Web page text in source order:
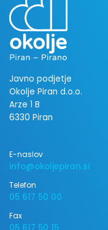
Javno podjetje
Okolje Piran d.o.o.
Arze 1 B
6330 Piran
E-naslov
info@okoljepiran.si
Telefon
05 617 50 00
Fax